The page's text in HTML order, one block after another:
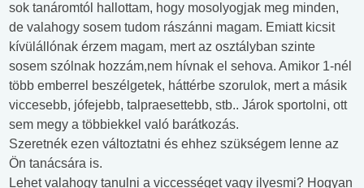
sok tanáromtól hallottam, hogy mosolyogjak meg minden,
de valahogy sosem tudom rászánni magam. Emiatt kicsit
kívülállónak érzem magam, mert az osztályban szinte
sosem szólnak hozzám,nem hívnak el sehova. Amikor 1-nél
több emberrel beszélgetek, háttérbe szorulok, mert a másik
viccesebb, jófejebb, talpraesettebb, stb.. Járok sportolni, ott
sem megy a többiekkel való barátkozás.
Szeretnék ezen változtatni és ehhez szükségem lenne az
Ön tanácsára is.
Lehet valahogy tanulni a viccességet vagy ilyesmi? Hogyan